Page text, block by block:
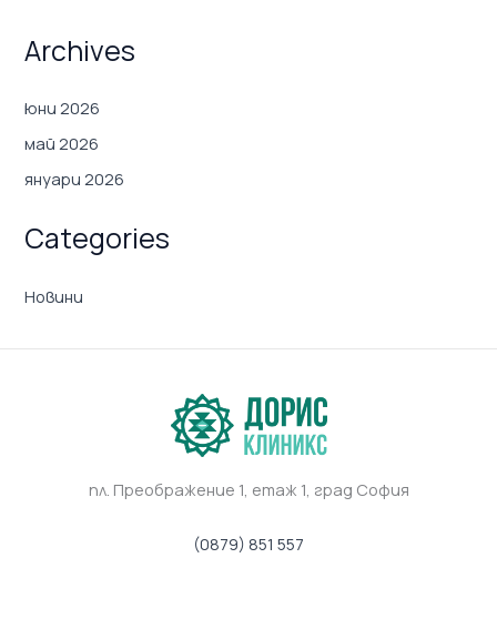
Archives
юни 2026
май 2026
януари 2026
Categories
Новини
пл. Преображение 1, eтаж 1, град София
(0879) 851 557